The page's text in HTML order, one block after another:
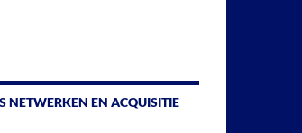
NETWERKEN EN ACQUISITIE